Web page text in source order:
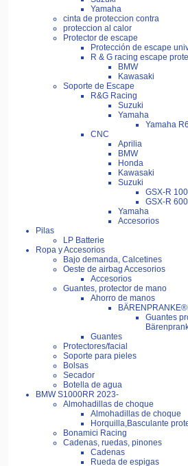
Yamaha
cinta de proteccion contra
proteccion al calor
Protector de escape
Protección de escape
R & G racing escape
BMW
Kawasaki
Soporte de Escape
R&G Racing
Suzuki
Yamaha
Yamaha R6
CNC
Aprilia
BMW
Honda
Kawasaki
Suzuki
GSX-R
GSX-R
Yamaha
Accesorios
Pilas
LP Batterie
Ropa y Accesorios
Bajo demanda, Calcetines
Oeste de airbag Accesorios
Accesorios
Guantes, protector de mano
Ahorro de manos
Guantes
Guantes
Protectores/facial
Soporte para pieles
Bolsas
Secador
Botella de agua
BMW S1000RR 2023-
Almohadillas de choque
Almohadillas de choque
Horquilla,Basculante
Bonamici Racing
Cadenas, ruedas, pinones
Cadenas
Rueda de espigas